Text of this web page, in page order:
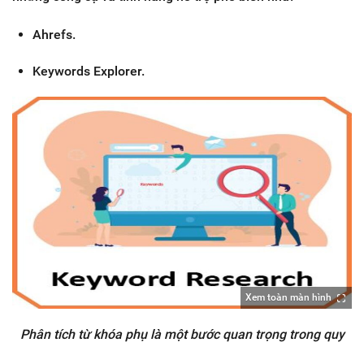
Ahrefs.
Keywords Explorer.
Xem toàn màn hình
Phân tích từ khóa phụ là một bước quan trọng trong quy